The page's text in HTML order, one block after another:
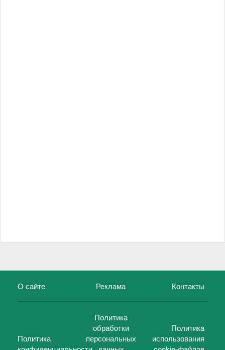
О сайте Реклама Контакты
Политика
Политика
обработки
персональных
Политика
использования